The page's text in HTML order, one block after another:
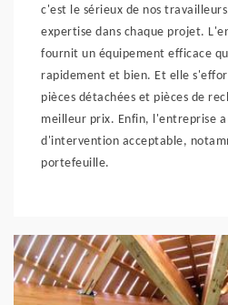
c'est le sérieux de nos
expertise dans chaque projet.
fournit un équipement efficace
rapidement et bien. Et elle
pièces détachées et pièces de
meilleur prix. Enfin, l'entreprise
d'intervention acceptable,
portefeuille.